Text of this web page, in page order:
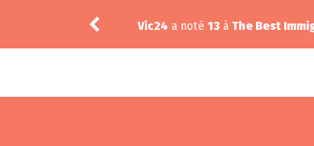
Vic24 a noté 13 à The Best